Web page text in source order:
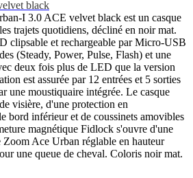
black
I 3.0 ACE velvet black est un casque
trajets quotidiens, décliné en noir mat.
clipsable et rechargeable par Micro-USB
(Steady, Power, Pulse, Flash) et une
deux fois plus de LED que la version
est assurée par 12 entrées et 5 sorties
une moustiquaire intégrée. Le casque
visière, d'une protection en
bord inférieur et de coussinets amovibles
magnétique Fidlock s'ouvre d'une
Zoom Ace Urban réglable en hauteur
une queue de cheval. Coloris noir mat.